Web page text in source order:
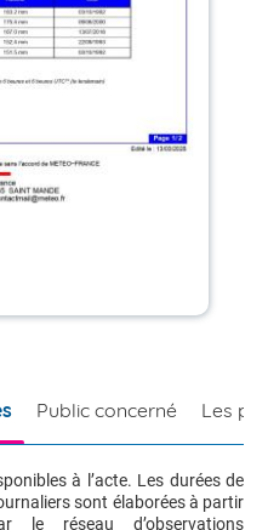
Public concerné Les
à l’acte. Les durées de
sont élaborées à partir
le réseau d’observations